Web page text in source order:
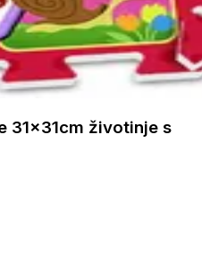
31x31cm životinje s